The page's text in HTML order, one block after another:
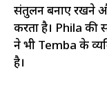
संतुलन बनाए रखने
करता है। Phila की
ने भी Temba के
है।